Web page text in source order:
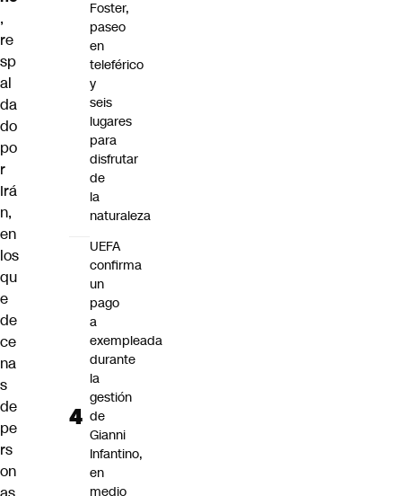
,
re
sp
al
da
do
po
r
Irá
n,
en
los
qu
e
de
ce
na
s
de
pe
rs
on
Foster,
paseo
en
teleférico
y
seis
lugares
para
disfrutar
de
la
naturaleza
UEFA
confirma
un
pago
a
exempleada
durante
la
gestión
de
Gianni
Infantino,
en
medio